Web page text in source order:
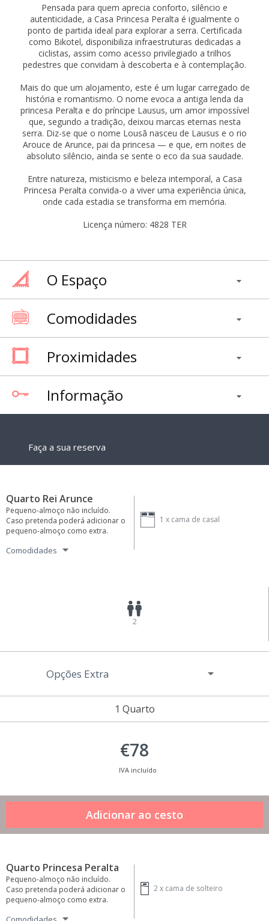
Pensada para quem aprecia conforto, silêncio e
autenticidade, a Casa Princesa Peralta é igualmente o
ponto de partida ideal para explorar a serra. Certificada
como Bikotel, disponibiliza infraestruturas dedicadas a
ciclistas, assim como acesso privilegiado a trilhos
pedestres que convidam à descoberta e à contemplação.
Mais do que um alojamento, este é um lugar carregado de
história e romantismo. O nome evoca a antiga lenda da
princesa Peralta e do príncipe Lausus, um amor impossível
que, segundo a tradição, deixou marcas eternas nesta
serra. Diz-se que o nome Lousã nasceu de Lausus e o rio
Arouce de Arunce, pai da princesa — e que, em noites de
absoluto silêncio, ainda se sente o eco da sua saudade.
Entre natureza, misticismo e beleza intemporal, a Casa
Princesa Peralta convida-o a viver uma experiência única,
onde cada estadia se transforma em memória.
Licença número: 4828 TER
O Espaço
Comodidades
Proximidades
Informação
Faça a sua reserva
Quarto Rei Arunce
Pequeno-almoço não incluído.
Caso pretenda poderá adicionar o
pequeno-almoço como extra.
Comodidades
1 x cama de casal
2
1 Quarto
Opções Extra
€78
IVA incluído
Quarto Princesa Peralta
Pequeno-almoço não incluído.
Caso pretenda poderá adicionar o
pequeno-almoço como extra.
2 x cama de solteiro